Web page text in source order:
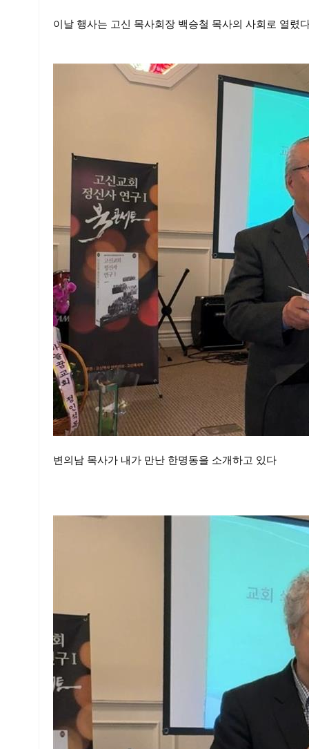
이날 행사는 고신 목사회장 백승철 목사의 사회로 열렸
변의남 목사가 내가 만난 한명동을 소개하고 있다